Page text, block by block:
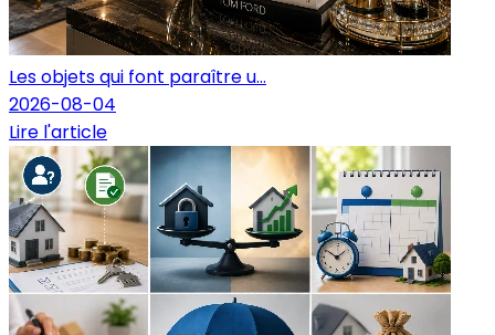
Les objets qui font paraître u...
2026-08-04
Lire l'article